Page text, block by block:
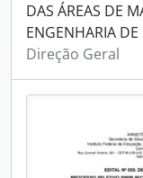
DAS ÁREAS DE
ENGENHARIA DE
Direção Geral